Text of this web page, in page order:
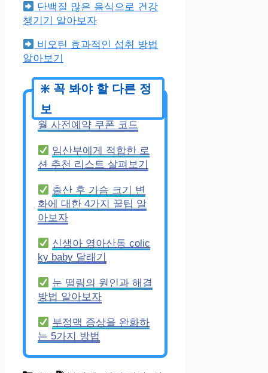
단백질 많은 음식으로 건강
챙기기 알아보자
비오틴 효과적인 섭취 방법
알아보기
월 사전예약 쿠폰 코드
임산부에게 적합한 로
션 추천 리스트 살펴보기
출산 후 가슴 크기 변
화에 대한 4가지 꿀팁 알
아보자
신생아 영아산통 colic
ky baby 달래기
눈 떨림의 원인과 해결
방법 알아보자
부정맥 증상을 완화하
는 5가지 방법